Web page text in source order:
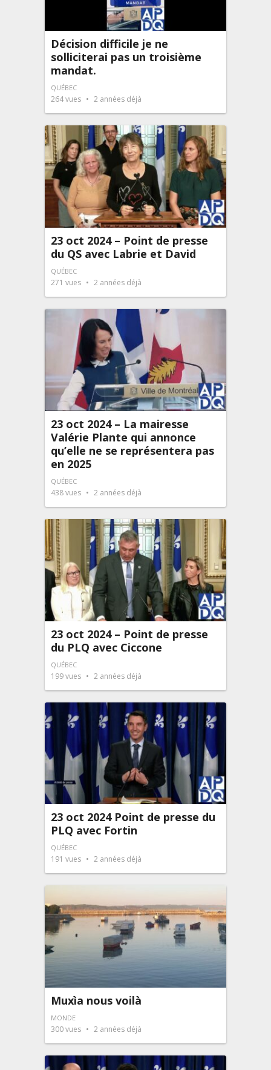
Décision difficile je ne
solliciterai pas un troisième
mandat.
QUÉBEC
264vues 2 années déjà
23 oct 2024 – Point de presse
du QS avec Labrie et David
QUÉBEC
271 vues 2 années déjà
23 oct 2024 – La mairesse
Valérie Plante qui annonce
qu’elle ne se représentera pas
en 2025
QUÉBEC
438vues 2 années déjà
23 oct 2024 – Point de presse
du PLQ avec Ciccone
QUÉBEC
199vues 2 années déjà
23 oct 2024 Point de presse du
PLQ avec Fortin
QUÉBEC
191 vues 2 années déjà
Muxìa nous voilà
MONDE
300vues 2 années déjà